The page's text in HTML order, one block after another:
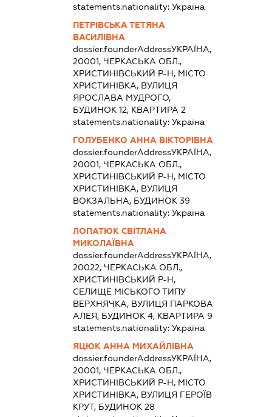
statements.nationality: Україна
ПЕТРІВСЬКА ТЕТЯНА
ВАСИЛІВНА
dossier.founderAddressУКРАЇНА,
20001, ЧЕРКАСЬКА ОБЛ.,
ХРИСТИНІВСЬКИЙ Р-Н, МІСТО
ХРИСТИНІВКА, ВУЛИЦЯ
ЯРОСЛАВА МУДРОГО,
БУДИНОК 12, КВАРТИРА 2
statements.nationality: Україна
ГОЛУБЕНКО АННА ВІКТОРІВНА
dossier.founderAddressУКРАЇНА,
20001, ЧЕРКАСЬКА ОБЛ.,
ХРИСТИНІВСЬКИЙ Р-Н, МІСТО
ХРИСТИНІВКА, ВУЛИЦЯ
ВОКЗАЛЬНА, БУДИНОК 39
statements.nationality: Україна
ЛОПАТЮК СВІТЛАНА
МИКОЛАЇВНА
dossier.founderAddressУКРАЇНА,
20022, ЧЕРКАСЬКА ОБЛ.,
ХРИСТИНІВСЬКИЙ Р-Н,
СЕЛИЩЕ МІСЬКОГО ТИПУ
ВЕРХНЯЧКА, ВУЛИЦЯ ПАРКОВА
АЛЕЯ, БУДИНОК 4, КВАРТИРА 9
statements.nationality: Україна
ЯЦЮК АННА МИХАЙЛІВНА
dossier.founderAddressУКРАЇНА,
20001, ЧЕРКАСЬКА ОБЛ.,
ХРИСТИНІВСЬКИЙ Р-Н, МІСТО
ХРИСТИНІВКА, ВУЛИЦЯ ГЕРОЇВ
КРУТ, БУДИНОК 28